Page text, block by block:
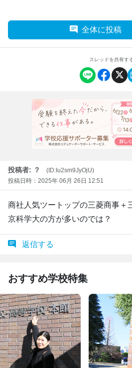
全体に投稿
スレッドを共有す
投稿者: ？
(ID:Iu2sm9JyOjU)
投稿日時：2025年 06月 26日 12:51
商社人気ツートップの三菱商事＋
京科学大の方が多いのでは？
返信する
おすすめ学校特集